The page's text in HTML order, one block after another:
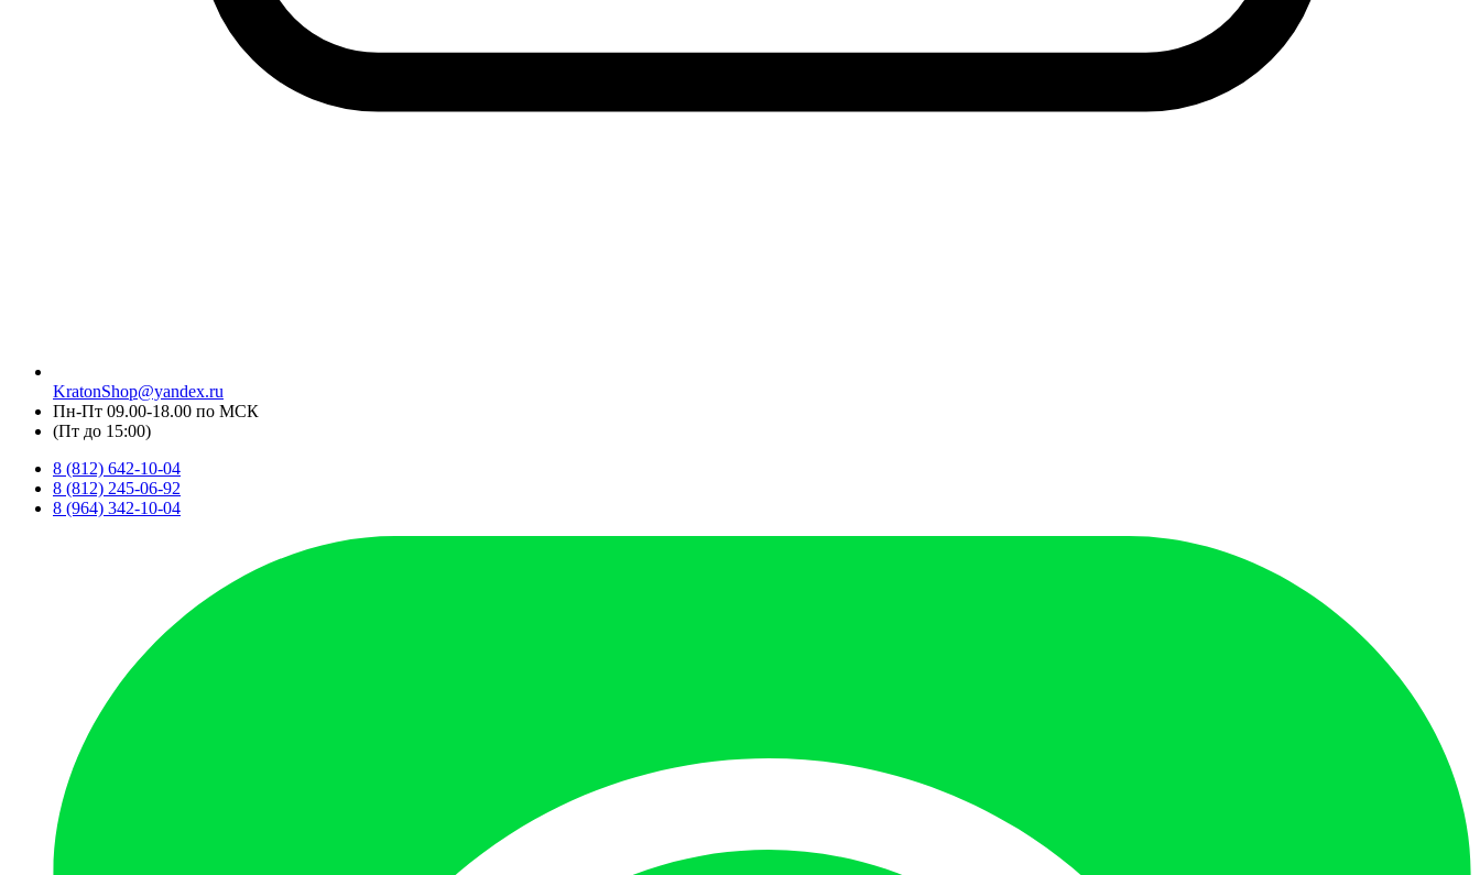
KratonShop@yandex.ru
Пн-Пт 09.00-18.00 по МСК
(Пт до 15:00)
8 (812) 642-10-04
8 (812) 245-06-92
8 (964) 342-10-04